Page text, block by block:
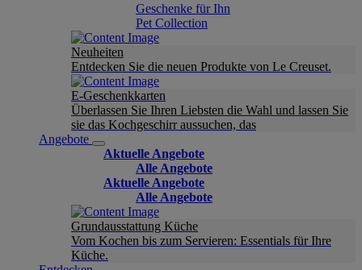
Geschenke für Ihn
Pet Collection
Neuheiten
Entdecken Sie die neuen Produkte von Le Creuset.
E-Geschenkkarten
Überlassen Sie Ihren Liebsten die Wahl und lassen Sie
sie das Kochgeschirr aussuchen, das
Angebote
Aktuelle Angebote
Alle Angebote
Aktuelle Angebote
Alle Angebote
Grundausstattung Küche
Vom Kochen bis zum Servieren: Essentials für Ihre
Küche.